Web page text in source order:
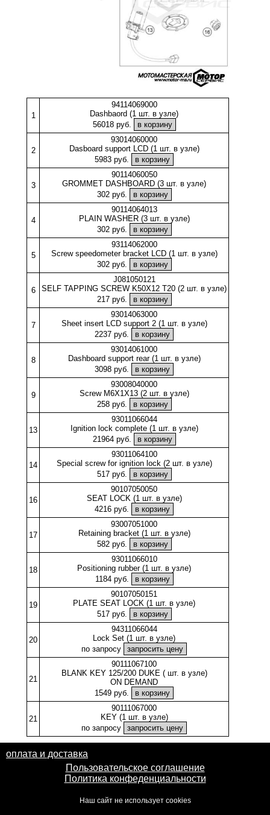
1
94114069000
Dashbaord (1 шт. в узле)
56018 руб.
2
93014060000
Dasboard support LCD (1 шт. в узле)
5983 руб.
3
90114060050
GROMMET DASHBOARD (3 шт. в узле)
302 руб.
4
90114064013
PLAIN WASHER (3 шт. в узле)
302 руб.
5
93114062000
Screw speedometer bracket LCD (1 шт. в узле)
302 руб.
6
J081050121
SELF TAPPING SCREW K50X12 T20 (2 шт. в узле)
217 руб.
7
93014063000
Sheet insert LCD support 2 (1 шт. в узле)
2237 руб.
8
93014061000
Dashboard support rear (1 шт. в узле)
3098 руб.
9
93008040000
Screw M6X1X13 (2 шт. в узле)
258 руб.
13
93011066044
Ignition lock complete (1 шт. в узле)
21964 руб.
14
93011064100
Special screw for ignition lock (2 шт. в узле)
517 руб.
16
90107050050
SEAT LOCK (1 шт. в узле)
4216 руб.
17
93007051000
Retaining bracket (1 шт. в узле)
582 руб.
18
93011066010
Positioning rubber (1 шт. в узле)
1184 руб.
19
90107050151
PLATE SEAT LOCK (1 шт. в узле)
517 руб.
20
94311066044
Lock Set (1 шт. в узле)
по запросу
21
90111067100
BLANK KEY 125/200 DUKE ( шт. в узле)
ON DEMAND
1549 руб.
21
90111067000
KEY (1 шт. в узле)
по запросу
оплата и доставка
Пользовательское соглашение
Политика конфеденциальности
Наш сайт не использует cookies